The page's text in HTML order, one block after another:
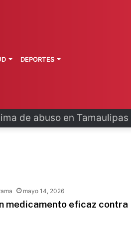
de abuso en Tamaulipas
DEPORTES
mayo 14, 2026
medicamento eficaz contra